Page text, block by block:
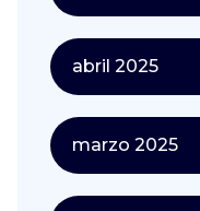
abril 2025
marzo 2025